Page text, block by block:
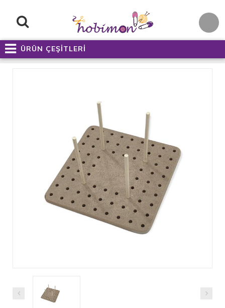
ÜRÜN ÇEŞİTLERİ